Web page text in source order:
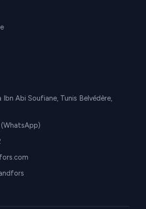
Ibn Abi Soufiane, Tunis Belvédère,
(WhatsApp)